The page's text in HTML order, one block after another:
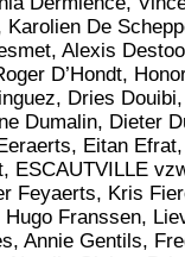
De
Alexis
D’Hondt,
Dries
Dumalin, Dieter
Eitan
ESCAUTVILLE
Feyaerts, Kris
Franssen,
Annie Gentils,